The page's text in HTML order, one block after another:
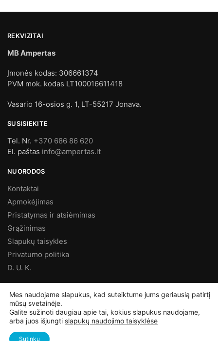
REKVIZITAI
MB Ampertas
Įmonės kodas: 306661374
PVM mok. kodas LT100016611418
Vasario 16-osios g. 1, LT-55217 Jonava.
SUSISIEKITE
Tel. Nr. +370 686 86 620
El. paštas info@ampertas.lt
NUORODOS
Kontaktai
Apmokėjimas
Pristatymas ir atsiėmimas
Grąžinimas
Slapukų taisykles
Privatumo politika
D. U. K.
©Ampertas.lt2025, Visos teisės saugomos
Mes naudojame slapukus, kad suteiktume jums geriausią patirtį
mūsų svetainėje.
Galite sužinoti daugiau apie tai, kokius slapukus naudojame,
arba juos išjungti slapukų naudojimo taisyklėse
Sutinku